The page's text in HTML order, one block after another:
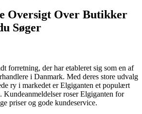
Oversigt Over Butikker
Søger
forretning, der har etableret sig som en af
i Danmark. Med deres store udvalg
ry i markedet er Elgiganten et populært
Kundeanmeldelser roser Elgiganten for
priser og gode kundeservice.